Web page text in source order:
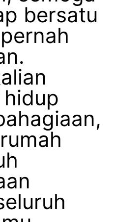
bersatu